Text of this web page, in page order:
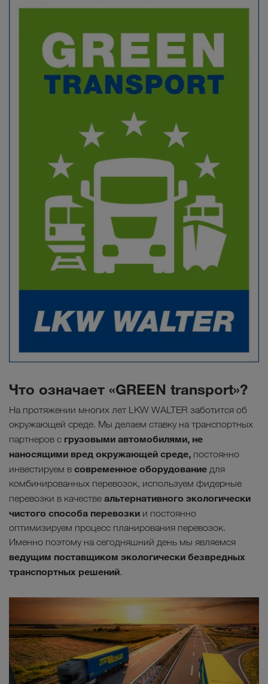
Что означает «GREEN transport»?
На протяжении многих лет LKW WALTER заботится об
окружающей среде. Мы делаем ставку на транспортных
партнеров с грузовыми автомобилями, не
наносящими вред окружающей среде, постоянно
инвестируем в современное оборудование для
комбинированных перевозок, используем фидерные
перевозки в качестве альтернативного экологически
чистого способа перевозки и постоянно
оптимизируем процесс планирования перевозок.
Именно поэтому на сегодняшний день мы являемся
ведущим поставщиком экологически безвредных
транспортных решений.